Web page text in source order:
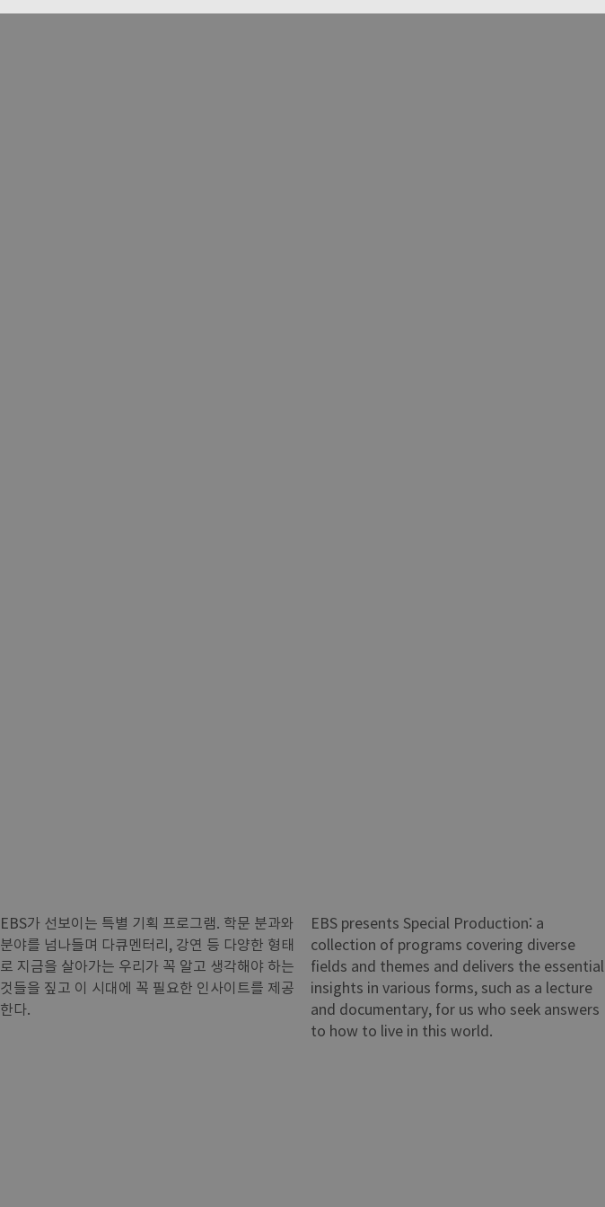
EBS가 선보이는 특별 기획 프로그램. 학문 분과와
분야를 넘나들며 다큐멘터리, 강연 등 다양한 형태
로 지금을 살아가는 우리가 꼭 알고 생각해야 하는
것들을 짚고 이 시대에 꼭 필요한 인사이트를 제공
한다.
EBS presents Special Production: a
collection of programs covering diverse
fields and themes and delivers the essential
insights in various forms, such as a lecture
and documentary, for us who seek answers
to how to live in this world.